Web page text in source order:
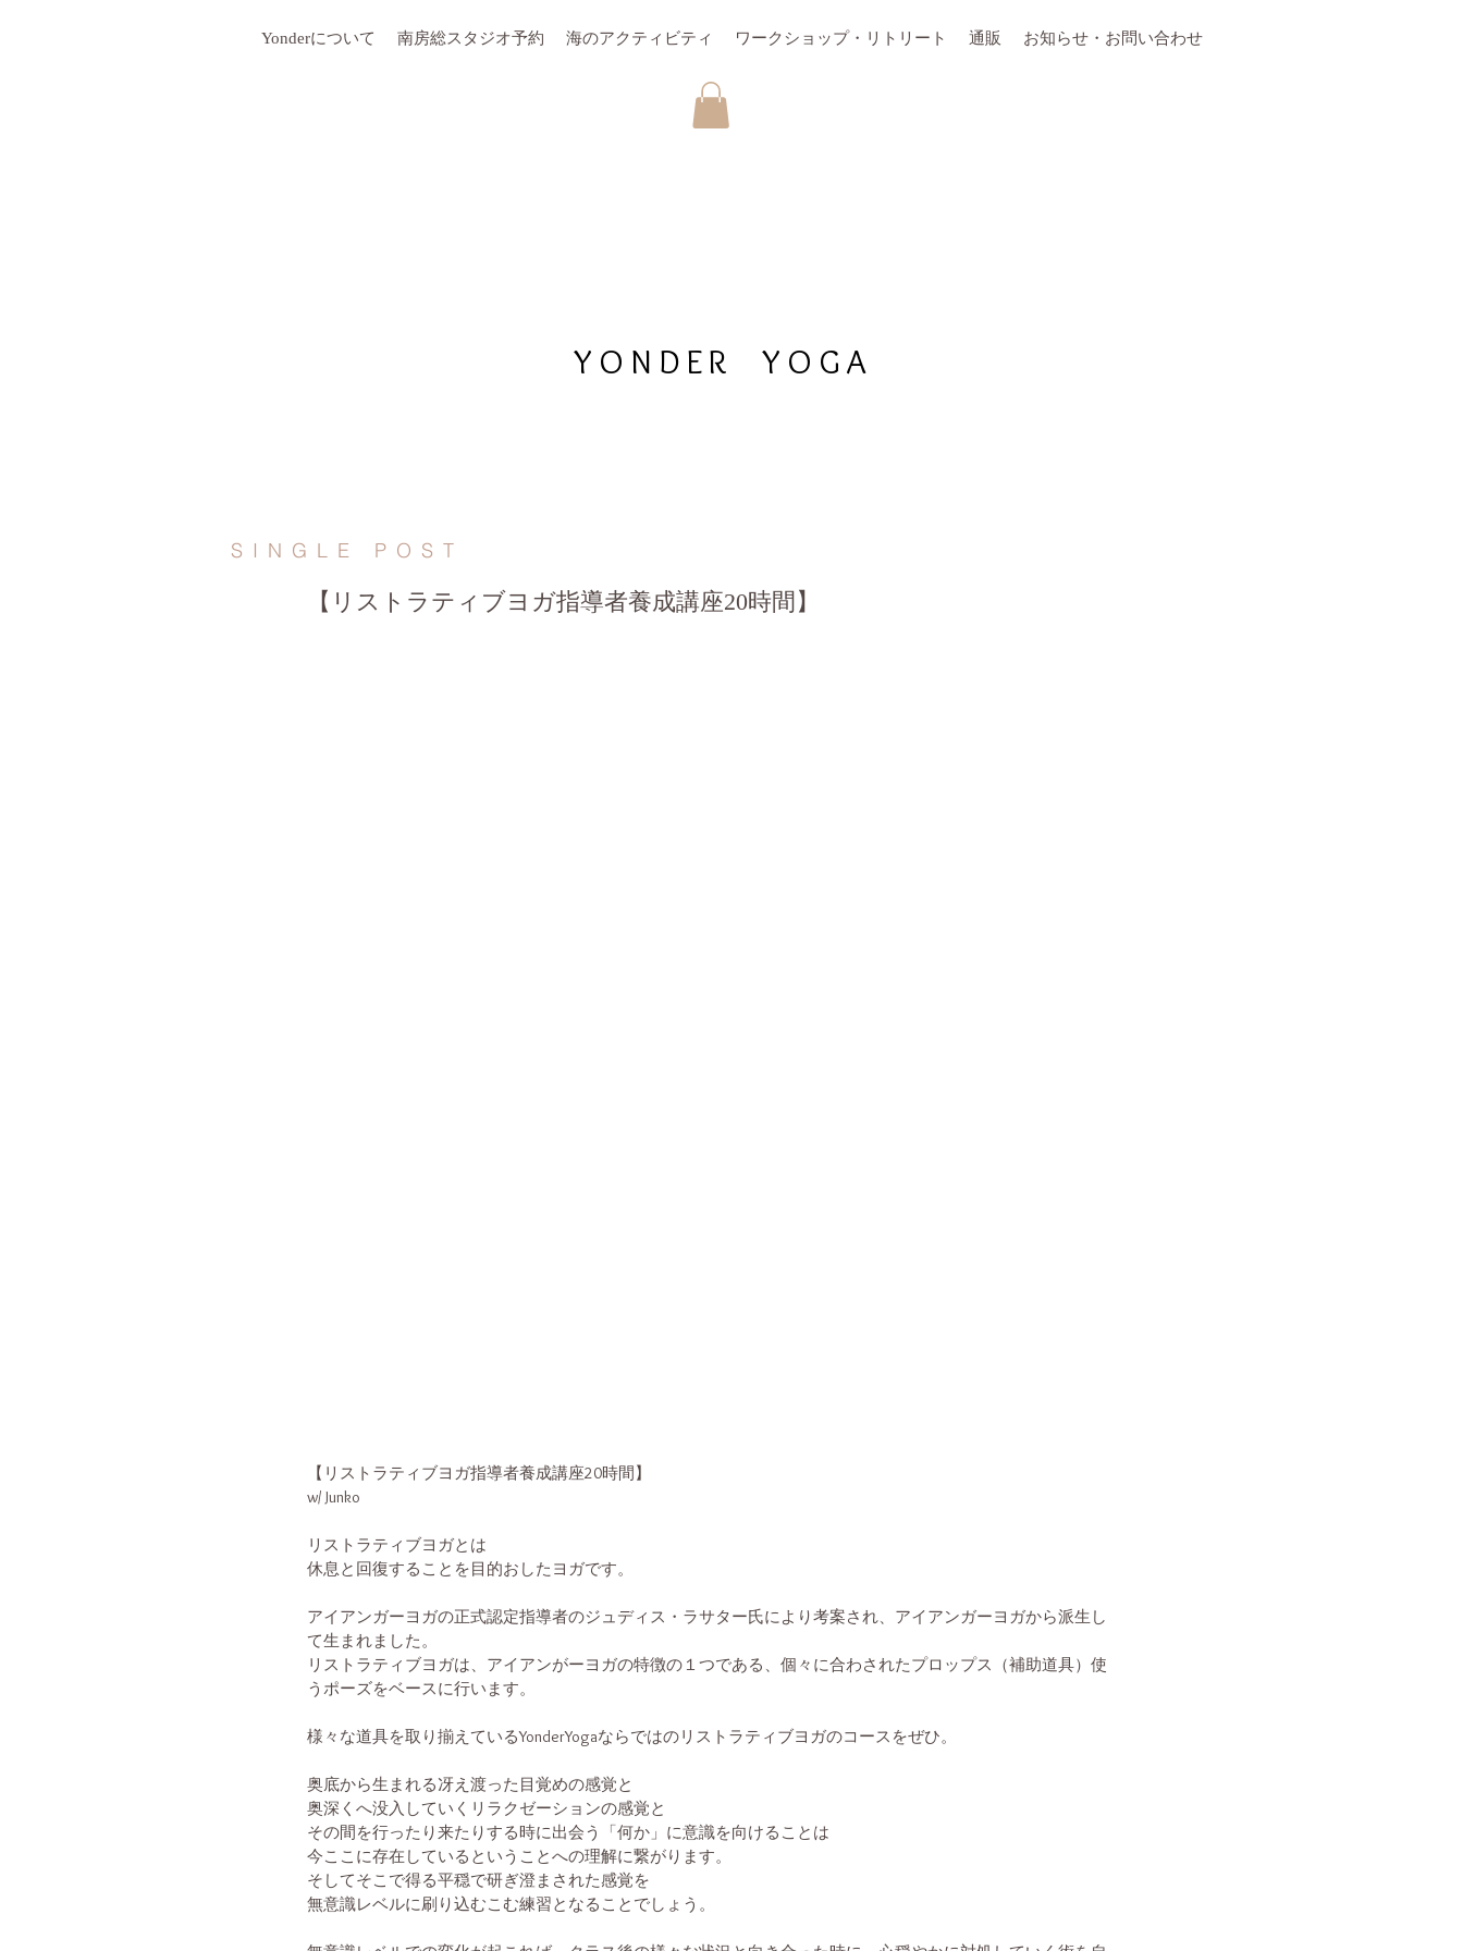
Yonderについて 南房総スタジオ予約 海のアクティビティ ワークショップ・リトリート 通販 お知らせ・お問い合わせ
YONDER YOGA
SINGLE POST
【リストラティブヨガ指導者養成講座20時間】
【リストラティブヨガ指導者養成講座20時間】
w/ Junko
リストラティブヨガとは
休息と回復することを目的おしたヨガです。
アイアンガーヨガの正式認定指導者のジュディス・ラサター氏により考案され、アイアンガーヨガから派生し
て生まれました。
リストラティブヨガは、アイアンがーヨガの特徴の１つである、個々に合わされたプロップス（補助道具）使
うポーズをベースに行います。
様々な道具を取り揃えているYonderYogaならではのリストラティブヨガのコースをぜひ。
奥底から生まれる冴え渡った目覚めの感覚と
奥深くへ没入していくリラクゼーションの感覚と
その間を行ったり来たりする時に出会う「何か」に意識を向けることは
今ここに存在しているということへの理解に繋がります。
そしてそこで得る平穏で研ぎ澄まされた感覚を
無意識レベルに刷り込むこむ練習となることでしょう。